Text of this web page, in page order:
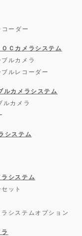
ーダー
Ｃカメラシステム
ルカメラ
ルレコーダー
ルカメラシステム
ルカメラ
システム
システム
ット
システムオプション